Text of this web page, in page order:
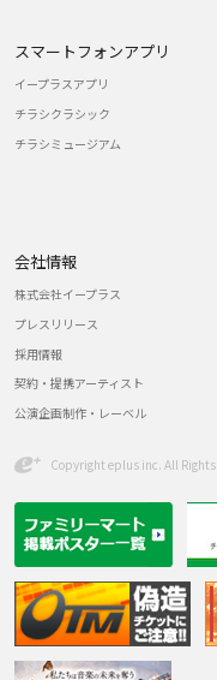
スマートフォンアプリ
イープラスアプリ
チラシクラシック
チラシミュージアム
会社情報
株式会社イープラス
プレスリリース
採用情報
契約・提携アーティスト
公演企画制作・レーベル
Copyright eplus inc. All Rights